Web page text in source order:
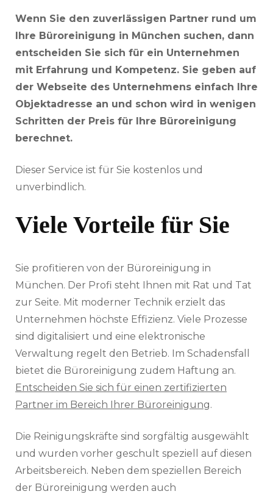
Wenn Sie den zuverlässigen Partner rund um
Ihre Büroreinigung in München suchen, dann
entscheiden Sie sich für ein Unternehmen
mit Erfahrung und Kompetenz. Sie geben auf
der Webseite des Unternehmens einfach Ihre
Objektadresse an und schon wird in wenigen
Schritten der Preis für Ihre Büroreinigung
berechnet.
Dieser Service ist für Sie kostenlos und
unverbindlich.
Viele Vorteile für Sie
Sie profitieren von der Büroreinigung in
München. Der Profi steht Ihnen mit Rat und Tat
zur Seite. Mit moderner Technik erzielt das
Unternehmen höchste Effizienz. Viele Prozesse
sind digitalisiert und eine elektronische
Verwaltung regelt den Betrieb. Im Schadensfall
bietet die Büroreinigung zudem Haftung an.
Entscheiden Sie sich für einen zertifizierten
Partner im Bereich Ihrer Büroreinigung.
Die Reinigungskräfte sind sorgfältig ausgewählt
und wurden vorher geschult speziell auf diesen
Arbeitsbereich. Neben dem speziellen Bereich
der Büroreinigung werden auch